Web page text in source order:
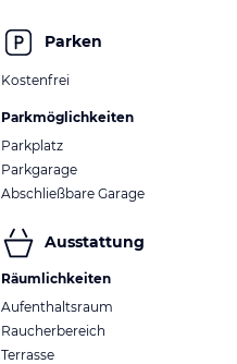
Parken
Kostenfrei
Parkmöglichkeiten
Parkplatz
Parkgarage
Abschließbare Garage
Ausstattung
Räumlichkeiten
Aufenthaltsraum
Raucherbereich
Terrasse